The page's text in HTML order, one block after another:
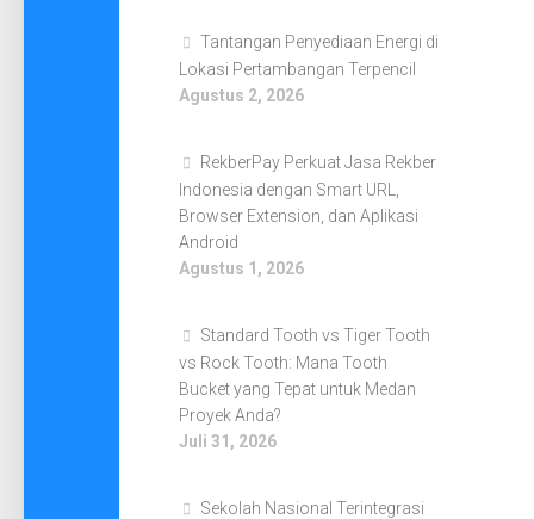
Tantangan Penyediaan Energi di
Lokasi Pertambangan Terpencil
Agustus 2, 2026
RekberPay Perkuat Jasa Rekber
Indonesia dengan Smart URL,
Browser Extension, dan Aplikasi
Android
Agustus 1, 2026
Standard Tooth vs Tiger Tooth
vs Rock Tooth: Mana Tooth
Bucket yang Tepat untuk Medan
Proyek Anda?
Juli 31, 2026
Sekolah Nasional Terintegrasi